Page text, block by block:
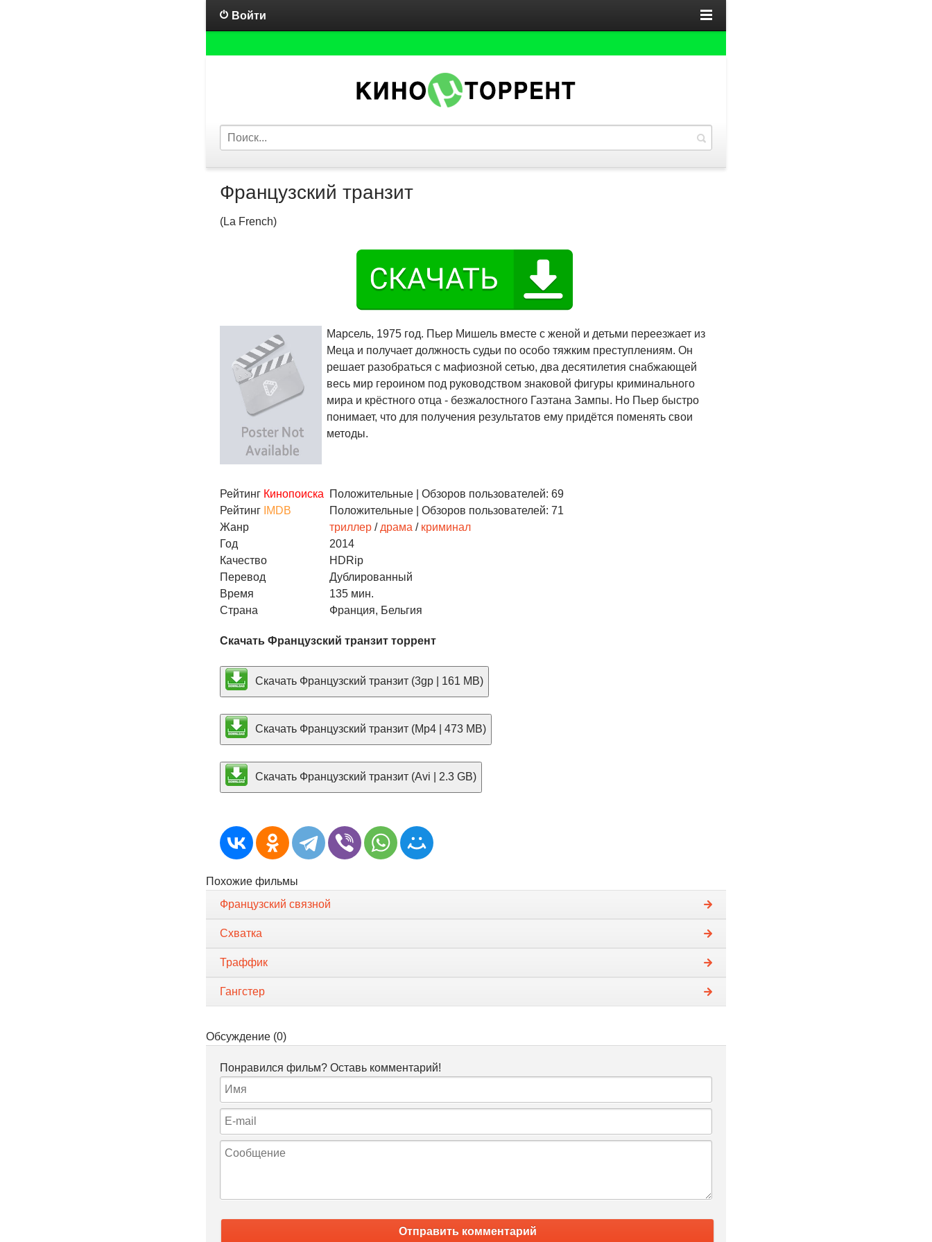
Войти
Французский транзит
(La French)
Марсель, 1975 год. Пьер Мишель вместе с женой и детьми переезжает из
Меца и получает должность судьи по особо тяжким преступлениям. Он
решает разобраться с мафиозной сетью, два десятилетия снабжающей
весь мир героином под руководством знаковой фигуры криминального
мира и крёстного отца - безжалостного Гаэтана Зампы. Но Пьер быстро
понимает, что для получения результатов ему придётся поменять свои
методы.
Рейтинг Кинопоиска Положительные | Обзоров пользователей: 69
Рейтинг IMDB Положительные | Обзоров пользователей: 71
Жанр
триллер / драма / криминал
Год
2014
Качество
HDRip
Перевод
Дублированный
Время
135 мин.
Страна
Франция, Бельгия
Скачать Французский транзит торрент
Скачать Французский транзит (3gp | 161 MB)
Скачать Французский транзит (Mp4 | 473 MB)
Скачать Французский транзит (Avi | 2.3 GB)
Похожие фильмы
Французский связной
Схватка
Траффик
Гангстер
Обсуждение (0)
Понравился фильм? Оставь комментарий!
Отправить комментарий